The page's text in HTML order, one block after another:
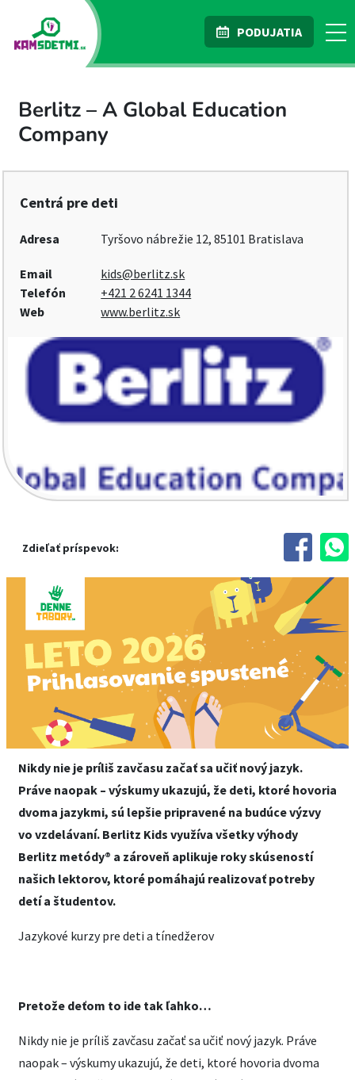
PODUJATIA
Berlitz – A Global Education
Company
Centrá pre deti
Adresa Tyršovo nábrežie 12, 85101 Bratislava
Email
kids@berlitz.sk
Telefón
+421 2 6241 1344
Web
www.berlitz.sk
Zdieľať príspevok:
Nikdy nie je príliš zavčasu začať sa učiť nový jazyk.
Práve naopak – výskumy ukazujú, že deti, ktoré hovoria
dvoma jazykmi, sú lepšie pripravené na budúce výzvy
vo vzdelávaní. Berlitz Kids využíva všetky výhody
Berlitz metódy® a zároveň aplikuje roky skúseností
našich lektorov, ktoré pomáhajú realizovať potreby
detí a študentov.
Jazykové kurzy pre deti a tínedžerov
Pretože deťom to ide tak ľahko…
Nikdy nie je príliš zavčasu začať sa učiť nový jazyk. Práve
naopak – výskumy ukazujú, že deti, ktoré hovoria dvoma